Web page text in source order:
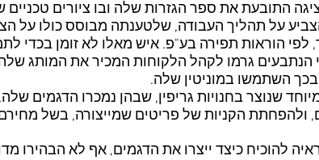
התובעת את ספר הגזרות שלה ובו ציורים
על תהליך העבודה, שלטענתה מבוסס כולו על
לפי הוראות תפירה בע"פ. איש מאלו לא זומן בכדי
הנתבעים גרמו לקהל הלקוחות המכיר את המותג
השתמשו במוניטין שלה.
שנוצר בחנויות גריפין, שבהן נמכרו הדגמים
הקניות של פריטים שמייצורה, בשל מחירם
להוכיח כיצד ייצרו את הדגמים, אף לא הבהירו